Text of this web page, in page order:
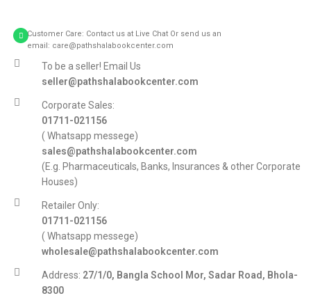
Customer Care: Contact us at Live Chat Or send us an
email: care@pathshalabookcenter.com
To be a seller! Email Us
seller@pathshalabookcenter.com
Corporate Sales:
01711-021156
( Whatsapp messege)
sales@pathshalabookcenter.com
(E.g. Pharmaceuticals, Banks, Insurances & other Corporate
Houses)
Retailer Only:
01711-021156
( Whatsapp messege)
wholesale@pathshalabookcenter.com
Address: 27/1/0, Bangla School Mor, Sadar Road, Bhola-
8300